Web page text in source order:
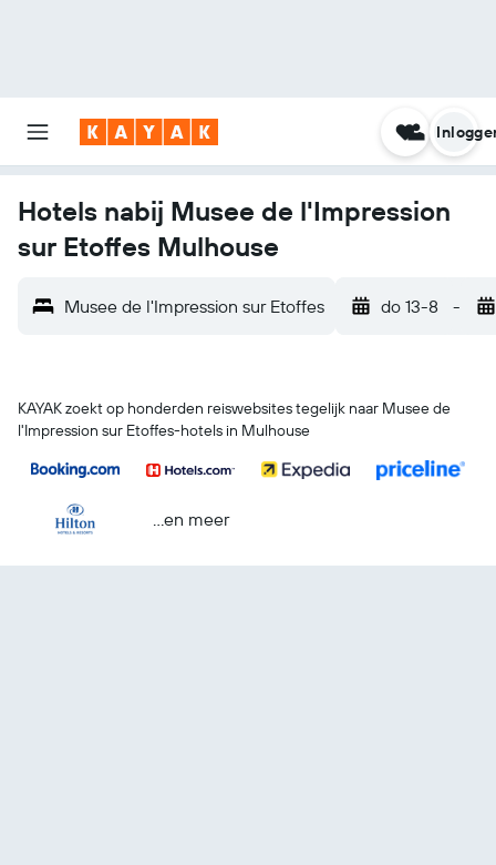
Hotels nabij Musee de l'Impression
sur Etoffes Mulhouse
Musee de l'Impression sur Etoffes do 13-8 -
KAYAK zoekt op honderden reiswebsites tegelijk naar Musee de
l'Impression sur Etoffes-hotels in Mulhouse
...en meer